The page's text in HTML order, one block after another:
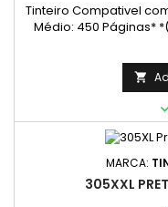
Tinteiro Compativel
Médio: 450 Páginas*
24711 e
consideravelmente

MARCA:
305XXL